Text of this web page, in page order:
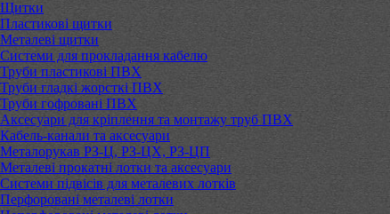
Щитки
Пластикові щитки
Металеві щитки
Системи для прокладання кабелю
Труби пластикові ПВХ
Труби гладкі жорсткі ПВХ
Труби гофровані ПВХ
Аксесуари для кріплення та монтажу труб ПВХ
Кабель-канали та аксесуари
Металорукав РЗ-Ц, РЗ-ЦХ, РЗ-ЦП
Металеві прокатні лотки та аксесуари
Системи підвісів для металевих лотків
Перфоровані металеві лотки